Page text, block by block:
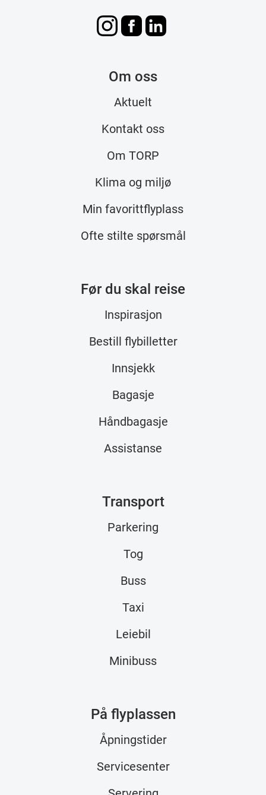
Om oss
Aktuelt
Kontakt oss
Om TORP
Klima og miljø
Min favorittflyplass
Ofte stilte spørsmål
Før du skal reise
Inspirasjon
Bestill flybilletter
Innsjekk
Bagasje
Håndbagasje
Assistanse
Transport
Parkering
Tog
Buss
Taxi
Leiebil
Minibuss
På flyplassen
Åpningstider
Servicesenter